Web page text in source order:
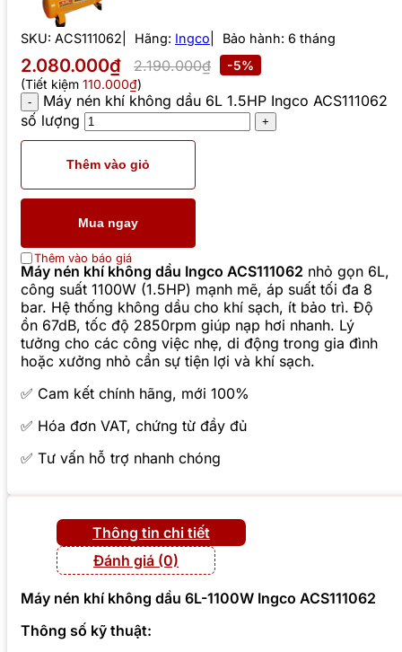
SKU: ACS111062 Hãng: Ingco Bảo hành: 6 tháng
2.080.000₫ 2.190.000₫
-5%
(Tiết kiệm 110.000₫)
Máy nén khí không dầu 6L 1.5HP Ingco ACS111062
số lượng
Thêm vào giỏ
Mua ngay
Thêm vào báo giá
Máy nén khí không dầu Ingco ACS111062 nhỏ gọn 6L,
công suất 1100W (1.5HP) mạnh mẽ, áp suất tối đa 8
bar. Hệ thống không dầu cho khí sạch, ít bảo trì. Độ
ồn 67dB, tốc độ 2850rpm giúp nạp hơi nhanh. Lý
tưởng cho các công việc nhẹ, di động trong gia đình
hoặc xưởng nhỏ cần sự tiện lợi và khí sạch.
✅ Cam kết chính hãng, mới 100%
✅ Hóa đơn VAT, chứng từ đầy đủ
✅ Tư vấn hỗ trợ nhanh chóng
Thông tin chi tiết
Đánh giá (0)
Máy nén khí không dầu 6L-1100W Ingco ACS111062
Thông số kỹ thuật: